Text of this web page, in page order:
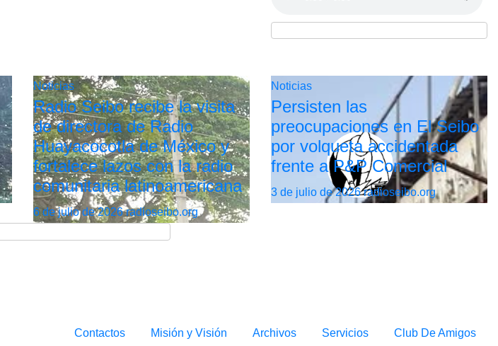
Noticias
Radio Seibo recibe la visita
de directora de Radio
Huayacocotla de México y
fortalece lazos con la radio
comunitaria latinoamericana
6 de julio de 2026radioseibo.org
Noticias
Persisten las
preocupaciones en El Seibo
por volqueta accidentada
frente a P&P Comercial
3 de julio de 2026radioseibo.org
Contactos Misión y Visión Archivos Servicios Club De Amigos